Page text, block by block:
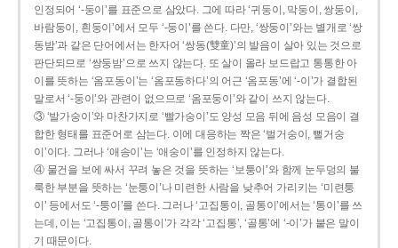
인정되어 ‘-둥이’를 표준으로 삼았다. 그에 따라 ‘귀둥이, 막둥이, 쌍둥이,
바람둥이, 흰둥이’에서 모두 ‘-둥이’를 쓴다. 다만, ‘쌍둥이’와는 별개로 ‘쌍
동밤’과 같은 단어에서는 한자어 ‘쌍동(雙童)’의 발음이 살아 있는 것으로
판단되므로 ‘쌍둥밤’으로 쓰지 않는다. 또 살이 올라 보드랍고 통통한 아
이를 뜻하는 ‘옴포동이’는 ‘옴포동하다’의 어근 ‘옴포동’에 ‘-이’가 결합된
말로서 ‘-둥이’와 관련이 없으므로 ‘옴포둥이’와 같이 쓰지 않는다.
③ ‘발가숭이’와 마찬가지로 ‘빨가숭이’도 양성 모음 뒤에 음성 모음이 결
합한 형태를 표준어로 삼는다. 이에 대응하는 짝은 ‘벌거숭이, 뻘거숭
이’이다. 그러나 ‘애송이’는 ‘애숭이’를 인정하지 않는다.
④ 물건을 보에 싸서 꾸려 놓은 것을 뜻하는 ‘보퉁이’와 함께 눈두덩의 불
룩한 부분을 뜻하는 ‘눈퉁이’나 미련한 사람을 낮추어 가리키는 ‘미련퉁
이’ 등에서도 ‘-퉁이’를 쓴다. 그러나 ‘고집통이, 골통이’에서는 ‘통이’를 쓰
는데, 이는 ‘고집통이, 골통이’가 각각 ‘고집통’, ‘골통’에 ‘-이’가 붙은 말이
기 때문이다.